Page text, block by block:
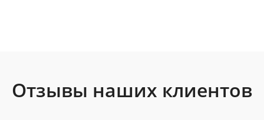
Отзывы наших клиентов